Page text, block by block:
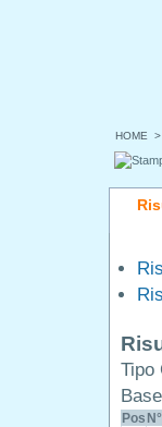
HOME >
Tipo
Pos N°